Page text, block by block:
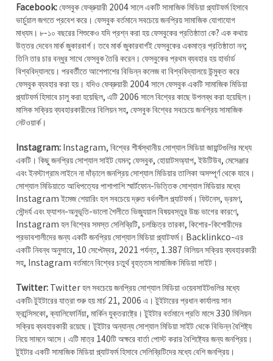
Facebook:ফেসবুক ফেব্রুয়ারী 2004 সালে একটি সামাজিক মিডিয়া প্ল্যাটফর্ম হিসাবে
ভার্চুয়াল জগতে প্রবেশ করে। ফেসবুক বর্তমানে সবচেয়ে জনপ্রিয় সামাজিক যোগাযোগ
মাধ্যম। ৮-১০ বছরের শিশুকেও যদি প্রশ্ন করা হয় ফেসবুকের প্রতিষ্ঠাতা কে? এক কথায়
উত্তর দেবেন মার্ক জুকারবার্গ। তবে মার্ক জুকারবার্গই ফেসবুকের একমাত্র প্রতিষ্ঠাতা নন;
তিনি তার চার বন্ধুর সাথে ফেসবুক তৈরি করেন। ফেসবুকের প্রথম ব্যবহার হয় হার্ভার্ড
বিশ্ববিদ্যালয়ে। পরবর্তীতে আশেপাশের বিভিন্ন কলেজ বা বিশ্ববিদ্যালয়ে উন্মুক্ত করে
ফেসবুক ব্যবহার করা হয়। যদিও ফেব্রুয়ারী 2004 সালে ফেসবুক একটি সামাজিক মিডিয়া
প্ল্যাটফর্ম হিসাবে চালু করা হয়েছিল, এটি 2006 সালে বিশ্বের কাছে উপলব্ধ করা হয়েছিল।
মাসিক সক্রিয় ব্যবহারকারীদের বিলিয়ন সহ, ফেসবুক বিশ্বের সবচেয়ে জনপ্রিয় সামাজিক
নেটওয়ার্ক।
Instagram: Instagram, বিশ্বের শীর্ষস্থানীয় সোশ্যাল মিডিয়া জায়ান্টগুলির মধ্যে
একটি। কিছু জনপ্রিয় সোশ্যাল সাইট যেমন; ফেসবুক, হোয়াটসঅ্যাপ, ইউটিউব, মেসেঞ্জার
এবং ইনস্টাগ্রাম লাইনে না দাঁড়ালে জনপ্রিয় সোশ্যাল মিডিয়ার তালিকা অসম্পূর্ণ থেকে যাবে।
সোশ্যাল মিডিয়াতে আধিপত্যের পাশাপাশি স্মার্টফোন-ভিত্তিক সোশ্যাল মিডিয়ার মধ্যে
Instagram ইমেজ শেয়ারিং হল সবচেয়ে দ্রুত বর্ধনশীল প্ল্যাটফর্ম। ফিটনেস, ভ্রমণ,
সৌন্দর্য এবং ফ্যাশন-অনুভূতি-ভালো শৈলীতে ভিজ্যুয়াল বিষয়বস্তুর উচ্চ ভাগের কারণে,
Instagram হল বিশ্বের সমস্ত সেলিব্রিটি, চলচ্চিত্র তারকা, কিশোর-কিশোরীদের
প্রভাবশালীদের জন্য একটি জনপ্রিয় সোশ্যাল মিডিয়া প্ল্যাটফর্ম। Backlinkco-এর
একটি নিবন্ধ অনুসারে, 10 সেপ্টেম্বর, 2021 পর্যন্ত, 1.387 বিলিয়ন সক্রিয় ব্যবহারকারী
সহ, Instagram বর্তমানে বিশ্বের চতুর্থ বৃহত্তম সামাজিক মিডিয়া সাইট।
Twitter: Twitter হল সবচেয়ে জনপ্রিয় সোশ্যাল মিডিয়া ওয়েবসাইটগুলির মধ্যে
একটি৷ টুইটারের যাত্রা শুরু হয় মার্চ 21, 2006 এ। টুইটারের প্রধান কার্যালয় সান
ফ্রান্সিসকো, ক্যালিফোর্নিয়া, মার্কিন যুক্তরাষ্ট্রে। টুইটার বর্তমানে প্রতি মাসে 330 মিলিয়ন
সক্রিয় ব্যবহারকারী রয়েছে। টুইটার অন্যান্য সোশ্যাল মিডিয়া সাইট থেকে বিভিন্ন বৈশিষ্ট্য
নিয়ে সামনে আসে। এটি মাত্র 140টি অক্ষরে বার্তা পোস্ট করার বৈশিষ্ট্যের জন্য জনপ্রিয়।
টুইটার একটি সামাজিক মিডিয়া প্ল্যাটফর্ম হিসাবে সেলিব্রিটিদের মধ্যে বেশি জনপ্রিয়।